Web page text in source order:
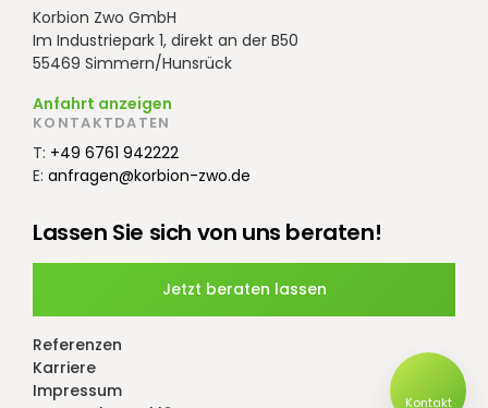
Korbion Zwo GmbH
Im Industriepark 1, direkt an der B50
55469 Simmern/Hunsrück
Anfahrt anzeigen
KONTAKTDATEN
T: +49 6761 942222
E: anfragen@korbion-zwo.de
Lassen Sie sich von uns beraten!
Jetzt beraten lassen
Referenzen
Karriere
Impressum
Kontakt